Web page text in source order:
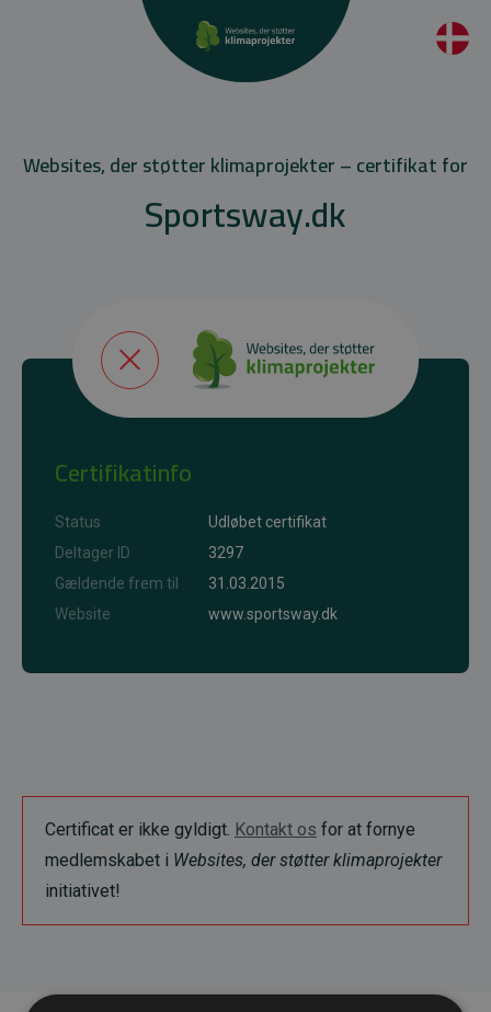
Websites, der støtter klimaprojekter – certifikat for
Sportsway.dk
Certifikatinfo
Status
Udløbet certifikat
Deltager ID
3297
Gældende frem til
31.03.2015
Website
www.sportsway.dk
Certificat er ikke gyldigt. Kontakt os for at fornye
medlemskabet i Websites, der støtter klimaprojekter
initiativet!